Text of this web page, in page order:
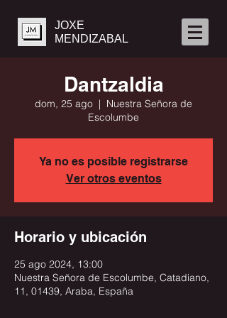
JOXE
MENDIZABAL
Dantzaldia
dom, 25 ago
  |
Nuestra Señora de
Escolumbe
Ya no es posible registrarse
Ver otros eventos
Horario y ubicación
25 ago 2024, 13:00
Nuestra Señora de Escolumbe, Catadiano,
11, 01439, Araba, España